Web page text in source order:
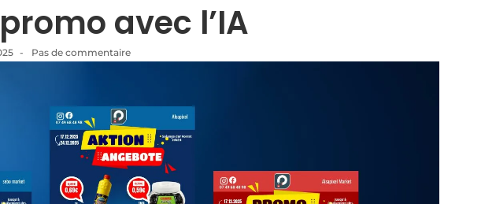
avec l’IA
- Pas de commentaire